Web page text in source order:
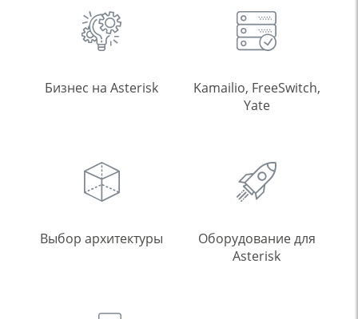
Бизнес на Asterisk
Kamailio, FreeSwitch,
Yate
Выбор архитектуры
Оборудование для
Asterisk